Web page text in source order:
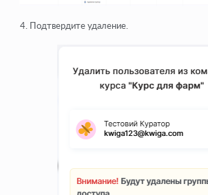
Подтвердите удаление.